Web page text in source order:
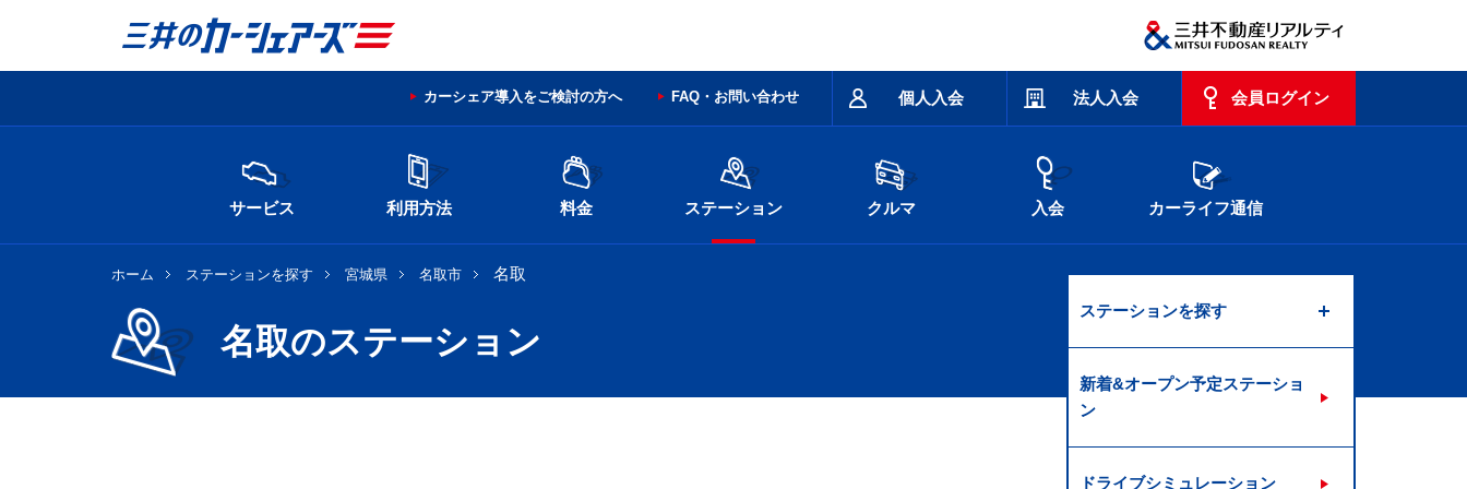
個人入会 法人入会 会員ログイン
カーシェア導入をご検討の方へ FAQ・お問い合わせ
サービス 利用方法 料金 ステーション クルマ 入会 カーライフ通信
ホーム ステーションを探す 宮城県 名取市 名取
名取のステーション
ステーションを探す
新着&オープン予定ステーショ
ン
ドライブシミュレーション